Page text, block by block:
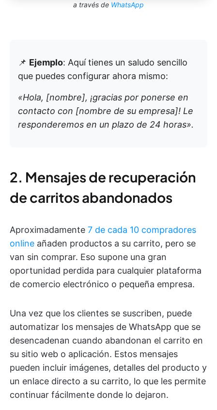
a través de WhatsApp
📌 Ejemplo: Aquí tienes un saludo sencillo
que puedes configurar ahora mismo:
«Hola, [nombre], ¡gracias por ponerse en
contacto con [nombre de su empresa]! Le
responderemos en un plazo de 24 horas».
2. Mensajes de recuperación
de carritos abandonados
Aproximadamente 7 de cada 10 compradores
online añaden productos a su carrito, pero se
van sin comprar. Eso supone una gran
oportunidad perdida para cualquier plataforma
de comercio electrónico o pequeña empresa.
Una vez que los clientes se suscriben, puede
automatizar los mensajes de WhatsApp que se
desencadenan cuando abandonan el carrito en
su sitio web o aplicación. Estos mensajes
pueden incluir imágenes, detalles del producto y
un enlace directo a su carrito, lo que les permite
continuar fácilmente donde lo dejaron.